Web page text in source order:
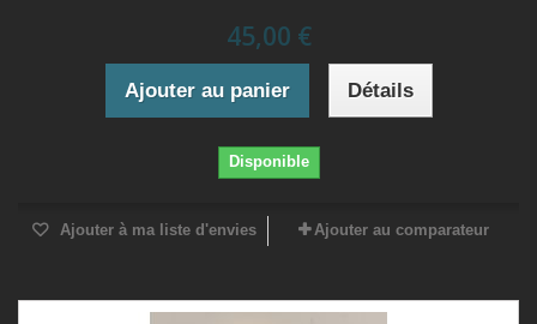
45,00 €
Ajouter au panier Détails
Disponible
Ajouter à ma liste d'envies Ajouter au comparateur